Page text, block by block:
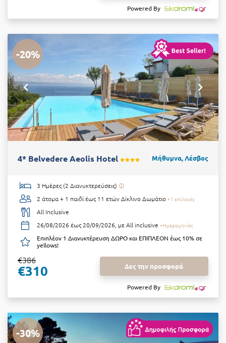
Powered By
-20%
4* Belvedere Aeolis Hotel Μήθυμνα, Λέσβος
3 Ημέρες (2 Διανυκτερεύσεις)
2 άτομα + 1 παιδί έως 11 ετώνΔίκλινο Δωμάτιο +1 επιλογές
All Inclusive
26/08/2026 έως 20/09/2026, με All inclusive +Ημερομηνίες
Επιπλέον 1 Διανυκτέρευση ΔΩΡΟ και ΕΠΙΠΛΕΟΝ έως 10% σε
yellows!
€386
€310 Δες την προσφορά
Powered By
-30%